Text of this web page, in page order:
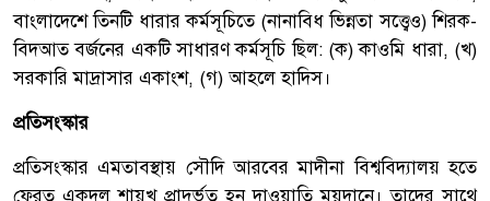
বাংলাদেশে তিনটি ধারার কর্মসূচিতে (নানাবিধ ভিন্নতা সত্ত্বেও) শিরক-
বিদআত বর্জনের একটি সাধারণ কর্মসূচি ছিল: (ক) কাওমি ধারা, (খ)
সরকারি মাদ্রাসার একাংশ, (গ) আহলে হাদিস।
প্রতিসংস্কার
প্রতিসংস্কার এমতাবস্থায় সৌদি আরবের মাদীনা বিশ্ববিদ্যালয় হতে
ফেরত একদল শায়খ প্রাদুর্ভুত হন দাওয়াতি ময়দানে। তাদের সাথে